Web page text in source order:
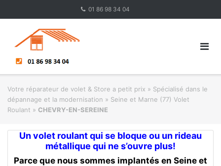
01 86 98 34 04
Votre réparateur de volet & Store a petit prix » Spécialisé dans le
dépannage et la modernisation » Seine et Marne (77) Volet
Roulant » CHEVRY-EN-SEREINE
Un volet roulant qui se bloque ou un rideau
métallique qui ne s’ouvre plus!
Parce que nous sommes implantés en Seine et